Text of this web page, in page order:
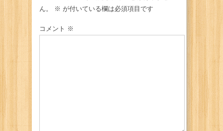
ん。
※ が付いている欄は必須項目です
コメント ※